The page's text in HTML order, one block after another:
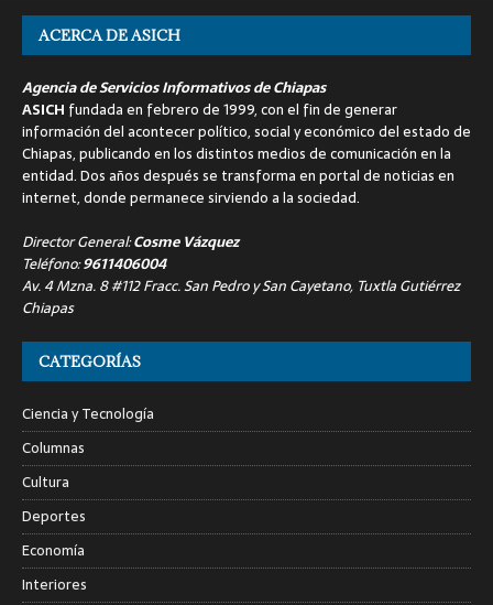
ACERCA DE ASICH
Agencia de Servicios Informativos de Chiapas
ASICH fundada en febrero de 1999, con el fin de generar
información del acontecer político, social y económico del estado de
Chiapas, publicando en los distintos medios de comunicación en la
entidad. Dos años después se transforma en portal de noticias en
internet, donde permanece sirviendo a la sociedad.
Director General:Cosme Vázquez
Teléfono:9611406004
Av. 4 Mzna. 8 #112 Fracc. San Pedro y San Cayetano, Tuxtla Gutiérrez
Chiapas
CATEGORÍAS
Ciencia y Tecnología
Columnas
Cultura
Deportes
Economía
Interiores